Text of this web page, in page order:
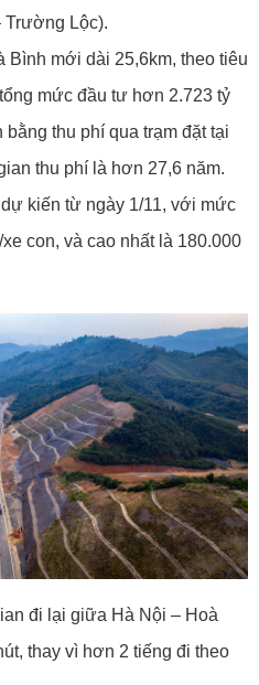
Trường Lộc).
mới dài 25,6km, theo tiêu
mức đầu tư hơn 2.723 tỷ
thu phí qua trạm đặt tại
thu phí là hơn 27,6 năm.
kiến từ ngày 1/11, với mức
con, và cao nhất là 180.000
đi lại giữa Hà Nội – Hoà
thay vì hơn 2 tiếng đi theo